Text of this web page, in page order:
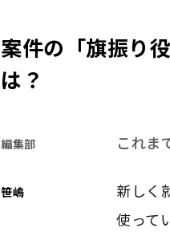
案件の「旗振り
は？
編集部 これま
笹嶋
新しく
使って